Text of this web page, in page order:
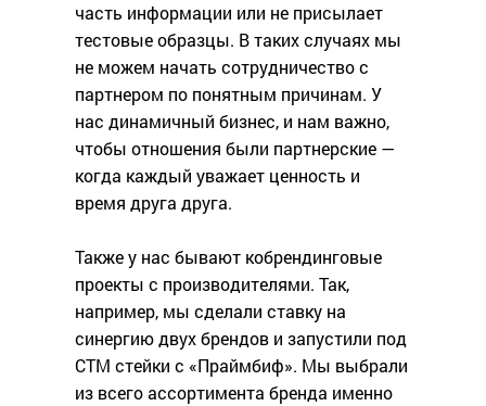
часть информации или не присылает
тестовые образцы. В таких случаях мы
не можем начать сотрудничество с
партнером по понятным причинам. У
нас динамичный бизнес, и нам важно,
чтобы отношения были партнерские —
когда каждый уважает ценность и
время друга друга.
Также у нас бывают кобрендинговые
проекты с производителями. Так,
например, мы сделали ставку на
синергию двух брендов и запустили под
СТМ стейки с «Праймбиф». Мы выбрали
из всего ассортимента бренда именно